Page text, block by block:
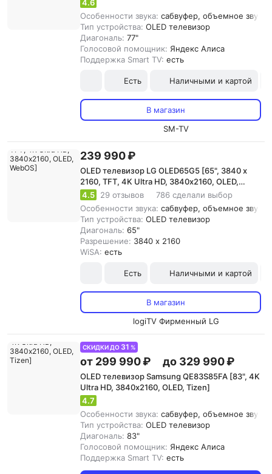
4.6
Особенности звука: сабвуфер, объемное
Тип устройства: OLED телевизор
Диагональ: 77"
Голосовой помощник: Яндекс Алиса
Поддержка Smart TV: есть
Есть Наличными и картой
В магазин
SM-TV
239 990 ₽
OLED телевизор LG OLED65G5 [65", 3840 x
2160, TFT, 4K Ultra HD, 3840х2160, OLED,
WebOS]
4.5 29 отзывов
786 сделали выбор
Особенности звука: сабвуфер, объемное
Тип устройства: OLED телевизор
Диагональ: 65"
Разрешение: 3840 x 2160
WiSA: есть
Есть Наличными и картой
В магазин
logiTV Фирменный LG
СКИДКИ ДО 31 %
от 299 990 ₽ до 329 990 ₽
OLED телевизор Samsung QE83S85FA [83", 4K
Ultra HD, 3840х2160, OLED, Tizen]
4.7
Особенности звука: сабвуфер, объемное
Тип устройства: OLED телевизор
Диагональ: 83"
Голосовой помощник: Яндекс Алиса
Поддержка Smart TV: есть